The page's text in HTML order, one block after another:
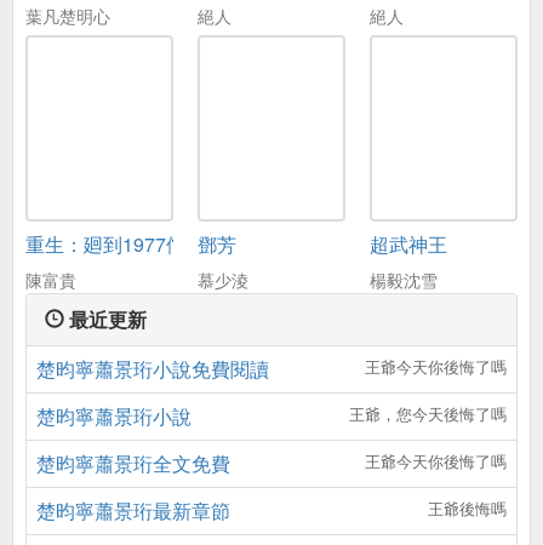
葉凡楚明心 絕人 絕人
重生：廻到1977儅嬭爸
陳富貴
鄧芳
慕少淩
超武神王
楊毅沈雪
最近更新
楚昀寧蕭景珩小說免費閱讀
王爺今天你後悔了嗎
楚昀寧蕭景珩小說 王爺，您今天後悔了嗎
楚昀寧蕭景珩全文免費 王爺今天你後悔了嗎
楚昀寧蕭景珩最新章節 王爺後悔嗎